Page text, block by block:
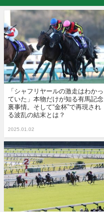
「シャフリヤールの激走はわかっ
ていた」本物だけが知る有馬記念
裏事情。そして“金杯”で再現され
る波乱の結末とは？
2025.01.02